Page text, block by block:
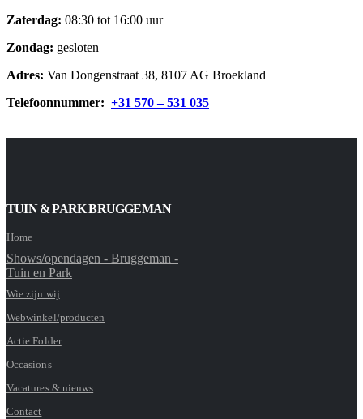
Zaterdag: 08:30 tot 16:00 uur
Zondag: gesloten
Adres: Van Dongenstraat 38, 8107 AG Broekland
Telefoonnummer: +31 570 – 531 035
TUIN & PARK BRUGGEMAN
Home
Shows/opendagen - Bruggeman -
Tuin en Park
Wie zijn wij
Webwinkel/producten
Actie Folder
Occasions
Vacatures & nieuws
Contact